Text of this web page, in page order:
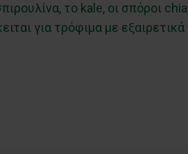
το kale, οι σπόροι
για τρόφιμα με